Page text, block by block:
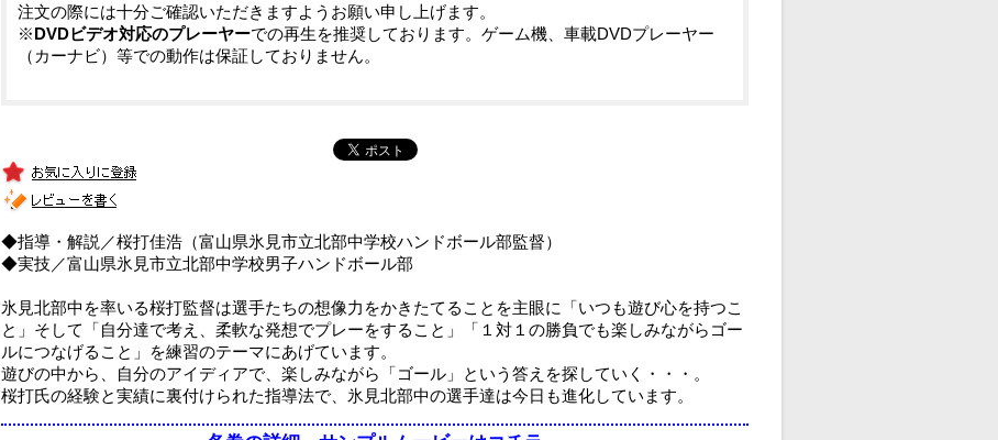
注文の際には十分ご確認いただきますようお願い申し上げます。
※DVDビデオ対応のプレーヤーでの再生を推奨しております。ゲーム機、車載DVDプレーヤー
（カーナビ）等での動作は保証しておりません。
◆指導・解説／桜打佳浩（富山県氷見市立北部中学校ハンドボール部監督）
◆実技／富山県氷見市立北部中学校男子ハンドボール部
氷見北部中を率いる桜打監督は選手たちの想像力をかきたてることを主眼に「いつも遊び心を持つこ
と」そして「自分達で考え、柔軟な発想でプレーをすること」「１対１の勝負でも楽しみながらゴー
ルにつなげること」を練習のテーマにあげています。
遊びの中から、自分のアイディアで、楽しみながら「ゴール」という答えを探していく・・・。
桜打氏の経験と実績に裏付けられた指導法で、氷見北部中の選手達は今日も進化しています。